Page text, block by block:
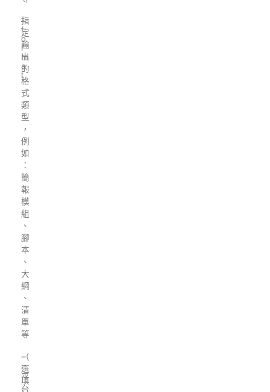
–
f
o
r
m
a
t
指
定
輸
出
的
格
式
類
型
，
例
如
：
簡
報
模
組
、
腳
本
、
大
綱
、
清
單
等
=
=
平
台
（
選
填